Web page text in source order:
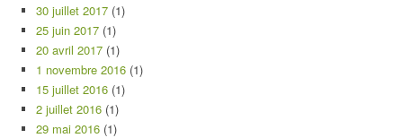
30 juillet 2017 (1)
25 juin 2017 (1)
20 avril 2017 (1)
1 novembre 2016 (1)
15 juillet 2016 (1)
2 juillet 2016 (1)
29 mai 2016 (1)